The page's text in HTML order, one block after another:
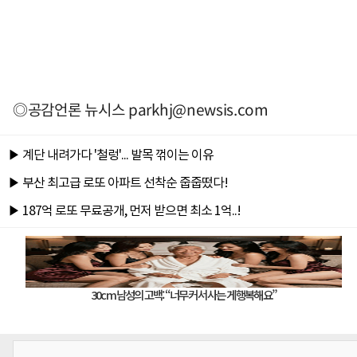
◎공감언론 뉴시스parkhj@newsis.com